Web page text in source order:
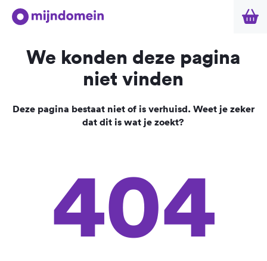
We konden deze pagina
niet vinden
Deze pagina bestaat niet of is verhuisd. Weet je zeker
dat dit is wat je zoekt?
404